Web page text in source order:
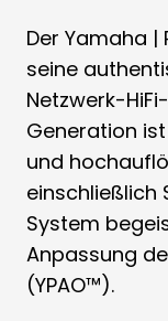
Der Yamaha |
seine
Netzwerk-
Generation
und
einschließlich
System
Anpassung
(YPAO™).